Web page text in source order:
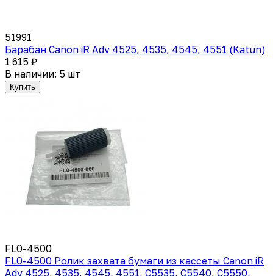
51991
Барабан Canon iR Adv 4525, 4535, 4545, 4551 (Katun)
1 615 ₽
В наличии: 5 шт
Купить
FL0-4500
FL0-4500 Ролик захвата бумаги из кассеты Canon iR
Adv 4525, 4535, 4545, 4551, C5535, C5540, C5550,